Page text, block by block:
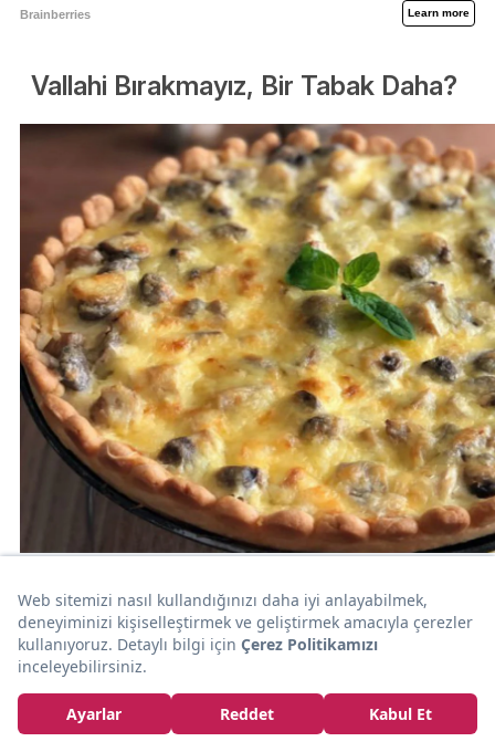
Vallahi Bırakmayız, Bir Tabak Daha?
Mart Ayının En Hamarat İsimlerinden Mutlaka
Denemeniz Gereken 10 Nefis Tarif
Zeynep Çetin